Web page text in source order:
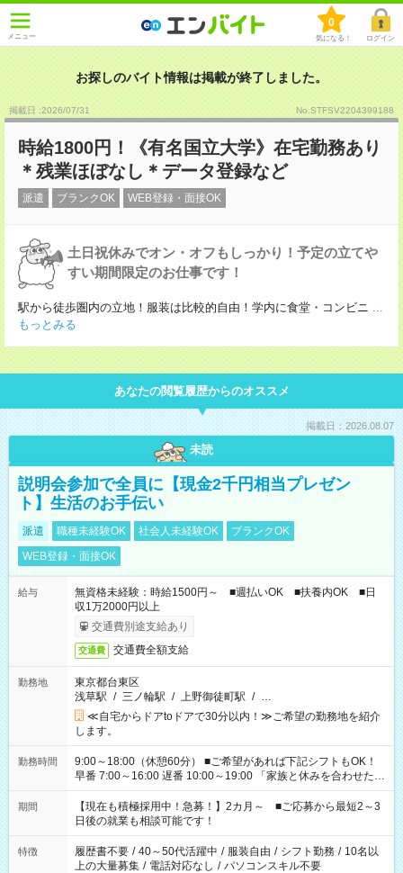
メニュー
0
気になる！ ログイン
お探しのバイト情報は掲載が終了しました。
掲載日 :2026/07/31 No.STFSV2204399188
時給1800円！《有名国立大学》在宅勤務あり
＊残業ほぼなし＊データ登録など
派遣 ブランクOK WEB登録・面接OK
土日祝休みでオン・オフもしっかり！予定の立てや
すい期間限定のお仕事です！
駅から徒歩圏内の立地！服装は比較的自由！学内に食堂・コンビニ ...
もっとみる
あなたの閲覧履歴からのオススメ
掲載日：2026.08.07
未読
説明会参加で全員に【現金2千円相当プレゼン
ト】生活のお手伝い
派遣 職種未経験OK 社会人未経験OK
ブランクOK
WEB登録・面接OK
給与
無資格未経験：時給1500円～ ■週払いOK ■扶養内OK ■日
収1万2000円以上
交通費別途支給あり
交通費 交通費全額支給
勤務地
東京都台東区
浅草駅 / 三ノ輪駅 / 上野御徒町駅 / …
≪自宅からドアtoドアで30分以内！≫ご希望の勤務地を紹介
します。
勤務時間
9:00～18:00（休憩60分） ■ご希望があれば下記シフトもOK！
早番 7:00～16:00 遅番 10:00～19:00 「家族と休みを合わせた
い」 「余裕を持って夕飯の準備がしたい」 「できれば残業はし
たくない」 など、ご希望を教えてくださいね。 ※Wワーク希望
の方へ 今ご覧のお仕事で希望する勤務時間と、もう1つのお仕事
の勤務時間。 合計で週40時間を超える場合は応募できません。
期間
【現在も積極採用中！急募！】2カ月～ ■ご応募から最短2～3
日後の就業も相談可能です！
特徴 履歴書不要 / 40～50代活躍中 / 服装自由 / シフト勤務 / 10名以
上の大量募集 / 電話対応なし / パソコンスキル不要